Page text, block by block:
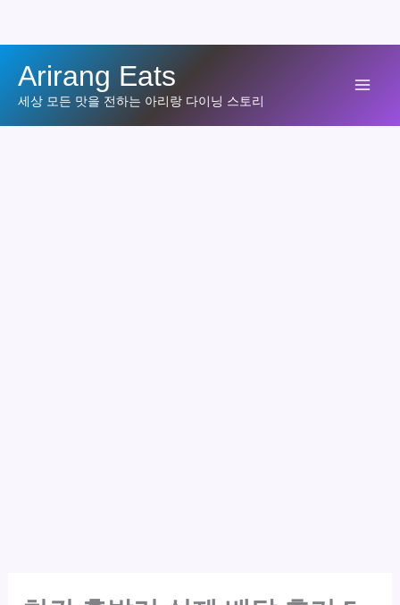
로
Arirang Eats
세상 모든 맛을 전하는 아리랑 다이닝 스토리